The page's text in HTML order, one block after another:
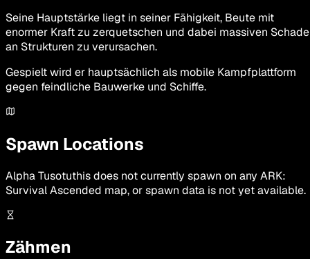
Seine Hauptstärke liegt in seiner Fähigkeit, Beute mit
enormer Kraft zu zerquetschen und dabei massiven
an Strukturen zu verursachen.
Gespielt wird er hauptsächlich als mobile Kampfplattform
gegen feindliche Bauwerke und Schiffe.
Spawn Locations
Alpha Tusotuthisdoes not currently spawn on any ARK:
Survival Ascended map, or spawn data is not yet available.
Zähmen